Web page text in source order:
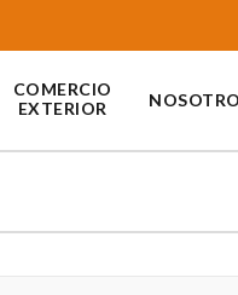
COMERCIO
EXTERIOR